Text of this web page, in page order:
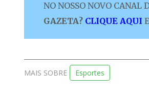
NO NOSSO NOVO CANAL
GAZETA? CLIQUE AQUI
MAIS SOBRE Esportes